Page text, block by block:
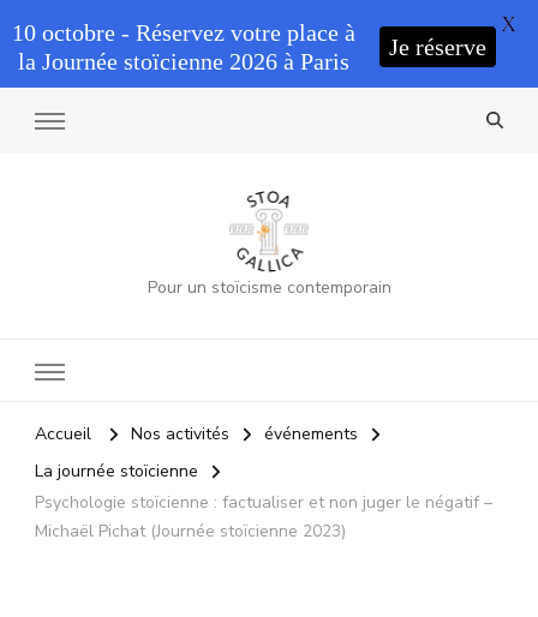
Pour un stoïcisme contemporain
Accueil Nos activités
événements
La journée stoïcienne
Psychologie stoïcienne : factualiser et non juger le négatif –
Michaël Pichat (Journée stoïcienne 2023)
10 octobre - Réservez votre place à
la Journée stoïcienne 2026 à Paris
Je réserve
X